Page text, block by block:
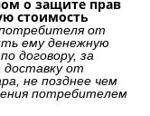
о защите прав
стоимость
от
ему денежную
договору, за
доставку от
не позднее чем
потребителем